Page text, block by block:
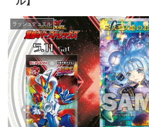
ラッシュデュエル